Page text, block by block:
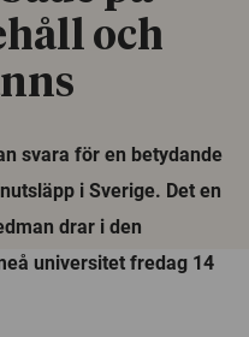
och
svara för en betydande
i Sverige. Det en
drar i den
universitet fredag 14